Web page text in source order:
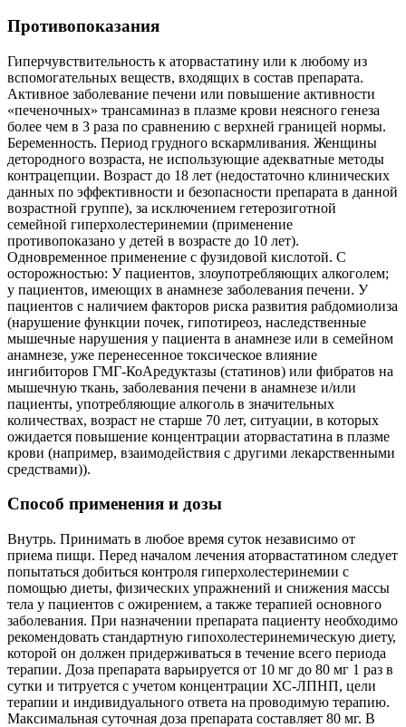
Противопоказания
Гиперчувствительность к аторвастатину или к любому из
вспомогательных веществ, входящих в состав препарата.
Активное заболевание печени или повышение активности
«печеночных» трансаминаз в плазме крови неясного генеза
более чем в 3 раза по сравнению с верхней границей нормы.
Беременность. Период грудного вскармливания. Женщины
детородного возраста, не использующие адекватные методы
контрацепции. Возраст до 18 лет (недостаточно клинических
данных по эффективности и безопасности препарата в данной
возрастной группе), за исключением гетерозиготной
семейной гиперхолестеринемии (применение
противопоказано у детей в возрасте до 10 лет).
Одновременное применение с фузидовой кислотой. С
осторожностью: У пациентов, злоупотребляющих алкоголем;
у пациентов, имеющих в анамнезе заболевания печени. У
пациентов с наличием факторов риска развития рабдомиолиза
(нарушение функции почек, гипотиреоз, наследственные
мышечные нарушения у пациента в анамнезе или в семейном
анамнезе, уже перенесенное токсическое влияние
ингибиторов ГМГ-КоАредуктазы (статинов) или фибратов на
мышечную ткань, заболевания печени в анамнезе и/или
пациенты, употребляющие алкоголь в значительных
количествах, возраст не старше 70 лет, ситуации, в которых
ожидается повышение концентрации аторвастатина в плазме
крови (например, взаимодействия с другими лекарственными
средствами)).
Способ применения и дозы
Внутрь. Принимать в любое время суток независимо от
приема пищи. Перед началом лечения аторвастатином следует
попытаться добиться контроля гиперхолестеринемии с
помощью диеты, физических упражнений и снижения массы
тела у пациентов с ожирением, а также терапией основного
заболевания. При назначении препарата пациенту необходимо
рекомендовать стандартную гипохолестеринемическую диету,
которой он должен придерживаться в течение всего периода
терапии. Доза препарата варьируется от 10 мг до 80 мг 1 раз в
сутки и титруется с учетом концентрации ХС-ЛПНП, цели
терапии и индивидуального ответа на проводимую терапию.
Максимальная суточная доза препарата составляет 80 мг. В